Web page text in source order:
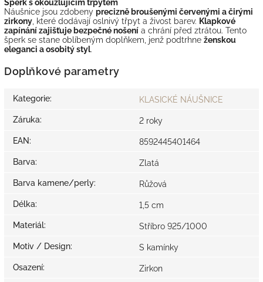
Šperk s okouzlujícím třpytem
Náušnice jsou zdobeny precizně broušenými červenými a čirými
zirkony, které dodávají oslnivý třpyt a živost barev. Klapkové
zapínání zajišťuje bezpečné nošení a chrání před ztrátou. Tento
šperk se stane oblíbeným doplňkem, jenž podtrhne ženskou
eleganci a osobitý styl.
Doplňkové parametry
Kategorie: KLASICKÉ NÁUŠNICE
Záruka: 2 roky
EAN: 8592445401464
Barva: Zlatá
Barva kamene/perly: Růžová
Délka: 1,5 cm
Materiál: Stříbro 925/1000
Motiv / Design: S kamínky
Osazení: Zirkon